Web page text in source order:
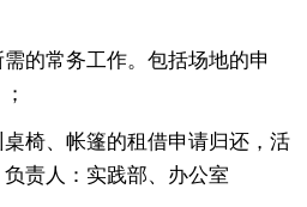
常务工作。包括场地的申
、帐篷的租借申请归还，活
责人：实践部、办公室